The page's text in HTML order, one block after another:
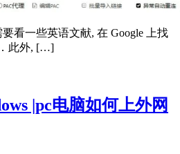
看一些英语文献, 在 Google 上找
此外, […]
|pc电脑如何上外网